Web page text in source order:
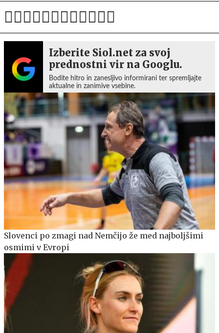
Izberite Siol.net za svoj
prednostni vir na Googlu.
Bodite hitro in zanesljivo informirani ter spremljajte
aktualne in zanimive vsebine.
Slovenci po zmagi nad Nemčijo že med najboljšimi
osmimi v Evropi